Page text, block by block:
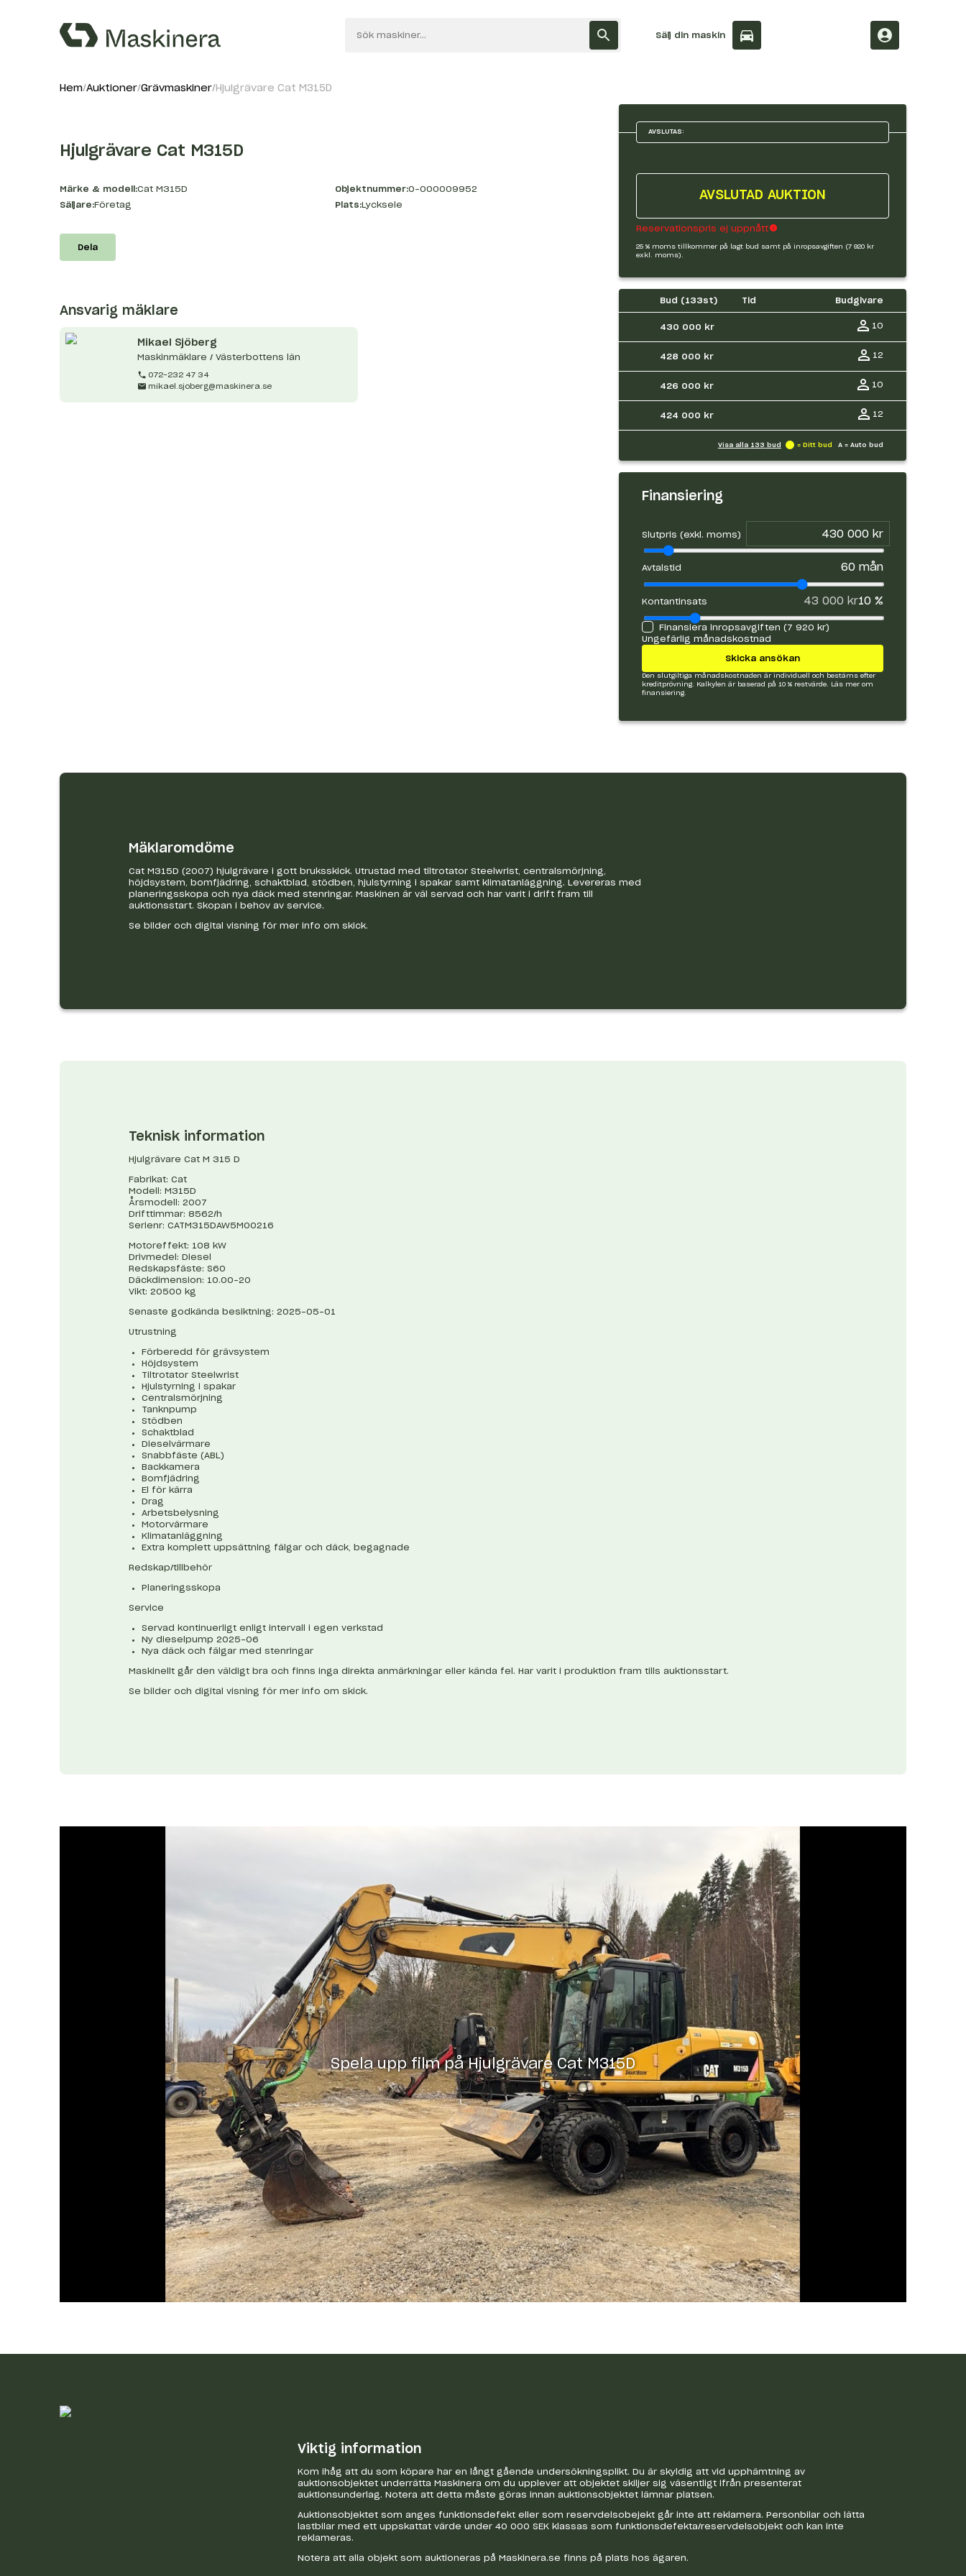
Sälj din maskin
Hem Auktioner Grävmaskiner Hjulgrävare Cat M315D
AVSLUTAS:
AVSLUTAD AUKTION
Reservationspris ej uppnått
25 % moms tillkommer på lagt bud samt på inropsavgiften (7 920 kr
exkl. moms).
Bud (133st) Tid Budgivare
430 000 kr 10
428 000 kr 12
426 000 kr 10
424 000 kr 12
Visa alla 133 bud = Ditt bud A = Auto bud
Finansiering
Slutpris (exkl. moms)
Avtalstid 60mån
Kontantinsats 43 000 kr10%
Finansiera inropsavgiften (7 920 kr)
Ungefärlig månadskostnad
Skicka ansökan
Den slutgiltiga månadskostnaden är individuell och bestäms efter
kreditprövning. Kalkylen är baserad på 10 % restvärde.
Läs mer om
finansiering.
Hjulgrävare Cat M315D
Märke & modell:Cat M315D Objektnummer:O-000009952
Säljare:Företag Plats:Lycksele
Dela
Ansvarig mäklare
Mikael Sjöberg
Maskinmäklare / Västerbottens län
072-232 47 34
mikael.sjoberg@maskinera.se
Mäklaromdöme
Cat M315D (2007) hjulgrävare i gott bruksskick. Utrustad med tiltrotator Steelwrist, centralsmörjning,
höjdsystem, bomfjädring, schaktblad, stödben, hjulstyrning i spakar samt klimatanläggning. Levereras med
planeringsskopa och nya däck med stenringar. Maskinen är väl servad och har varit i drift fram till
auktionsstart. Skopan i behov av service.
Se bilder och digital visning för mer info om skick.
Teknisk information
Hjulgrävare Cat M 315 D
Fabrikat: Cat
Modell: M315D
Årsmodell: 2007
Drifttimmar: 8562/h
Serienr: CATM315DAW5M00216
Motoreffekt: 108 kW
Drivmedel: Diesel
Redskapsfäste: S60
Däckdimension: 10.00-20
Vikt: 20500 kg
Senaste godkända besiktning: 2025-05-01
Utrustning
Förberedd för grävsystem
Höjdsystem
Tiltrotator Steelwrist
Hjulstyrning i spakar
Centralsmörjning
Tanknpump
Stödben
Schaktblad
Dieselvärmare
Snabbfäste (ABL)
Backkamera
Bomfjädring
El för kärra
Drag
Arbetsbelysning
Motorvärmare
Klimatanläggning
Extra komplett uppsättning fälgar och däck, begagnade
Redskap/tillbehör
Planeringsskopa
Service
Servad kontinuerligt enligt intervall i egen verkstad
Ny dieselpump 2025-06
Nya däck och fälgar med stenringar
Maskinellt går den väldigt bra och finns inga direkta anmärkningar eller kända fel. Har varit i produktion fram tills auktionsstart.
Se bilder och digital visning för mer info om skick.
Spela upp film påHjulgrävare Cat M315D
Viktig information
Kom ihåg att du som köpare har en långt gående undersökningsplikt. Du är skyldig att vid upphämtning av
auktionsobjektet underrätta Maskinera om du upplever att objektet skiljer sig väsentligt ifrån presenterat
auktionsunderlag. Notera att detta måste göras innan auktionsobjektet lämnar platsen.
Auktionsobjektet som anges funktionsdefekt eller som reservdelsobejekt går inte att reklamera. Personbilar och lätta
lastbilar med ett uppskattat värde under 40 000 SEK klassas som funktionsdefekta/reservdelsobjekt och kan inte
reklameras.
Notera att alla objekt som auktioneras på Maskinera.se finns på plats hos ägaren.